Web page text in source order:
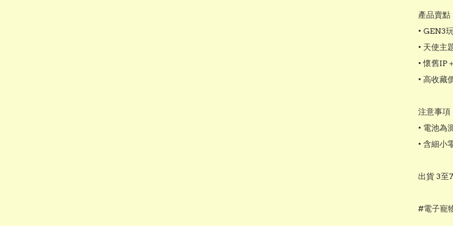
產品賣點
• GEN3
• 天使主
• 懷舊IP
• 高收藏
注意事項
• 電池為
• 含細小
出貨 3至
#電子寵